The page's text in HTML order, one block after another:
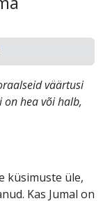
väärtusi
hea või halb,
küsimuste üle,
Kas Jumal on